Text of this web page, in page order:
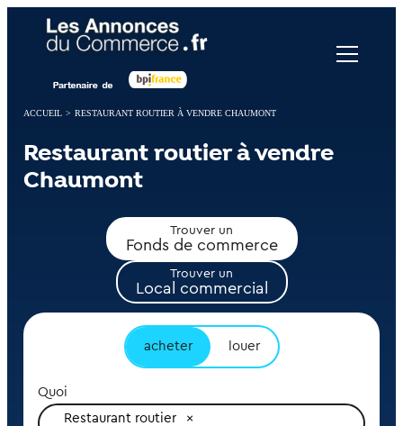
ACCUEIL > RESTAURANT ROUTIER À VENDRE CHAUMONT
Restaurant routier à vendre
Chaumont
Trouver un
Fonds de commerce
Trouver un
Local commercial
acheter louer
Quoi
Restaurant routier
Panneau de gestion des cookies